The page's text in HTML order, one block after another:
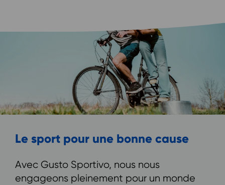
Le sport pour une bonne cause
Avec Gusto Sportivo, nous nous
engageons pleinement pour un monde